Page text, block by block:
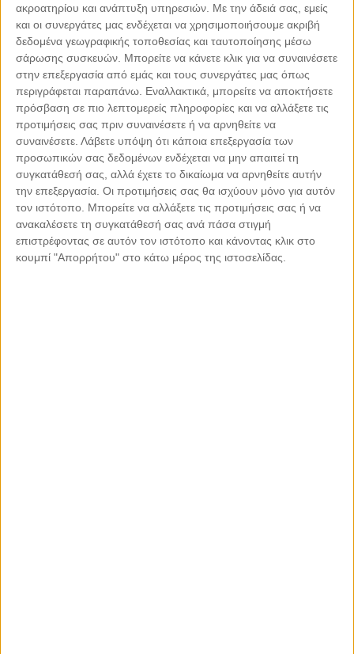
ακροατηρίου και ανάπτυξη υπηρεσιών. Με την άδειά σας, εμείς
και οι συνεργάτες μας ενδέχεται να χρησιμοποιήσουμε ακριβή
δεδομένα γεωγραφικής τοποθεσίας και ταυτοποίησης μέσω
σάρωσης συσκευών. Μπορείτε να κάνετε κλικ για να συναινέσετε
στην επεξεργασία από εμάς και τους συνεργάτες μας όπως
περιγράφεται παραπάνω. Εναλλακτικά, μπορείτε να αποκτήσετε
πρόσβαση σε πιο λεπτομερείς πληροφορίες και να αλλάξετε τις
προτιμήσεις σας πριν συναινέσετε ή να αρνηθείτε να
συναινέσετε. Λάβετε υπόψη ότι κάποια επεξεργασία των
προσωπικών σας δεδομένων ενδέχεται να μην απαιτεί τη
συγκατάθεσή σας, αλλά έχετε το δικαίωμα να αρνηθείτε αυτήν
την επεξεργασία. Οι προτιμήσεις σας θα ισχύουν μόνο για αυτόν
τον ιστότοπο. Μπορείτε να αλλάξετε τις προτιμήσεις σας ή να
ανακαλέσετε τη συγκατάθεσή σας ανά πάσα στιγμή
επιστρέφοντας σε αυτόν τον ιστότοπο και κάνοντας κλικ στο
κουμπί "Απορρήτου" στο κάτω μέρος της ιστοσελίδας.
Leaflet| ©OpenStreetMapcontributors
ΜΕ ΤΗΝ ΥΠΟΣΤΗΡΙΞΗ